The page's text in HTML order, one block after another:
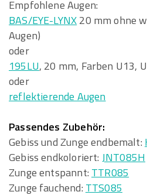
Empfohlene Augen:
BAS/EYE-LYNX20 mm ohne
Augen)
oder
195LU, 20 mm, Farben U13,
oder
reflektierende Augen
Passendes Zubehör:
Gebiss und Zunge endbemalt:
Gebiss endkoloriert: JNT085H
Zunge entspannt: TTR085
Zunge fauchend: TTS085